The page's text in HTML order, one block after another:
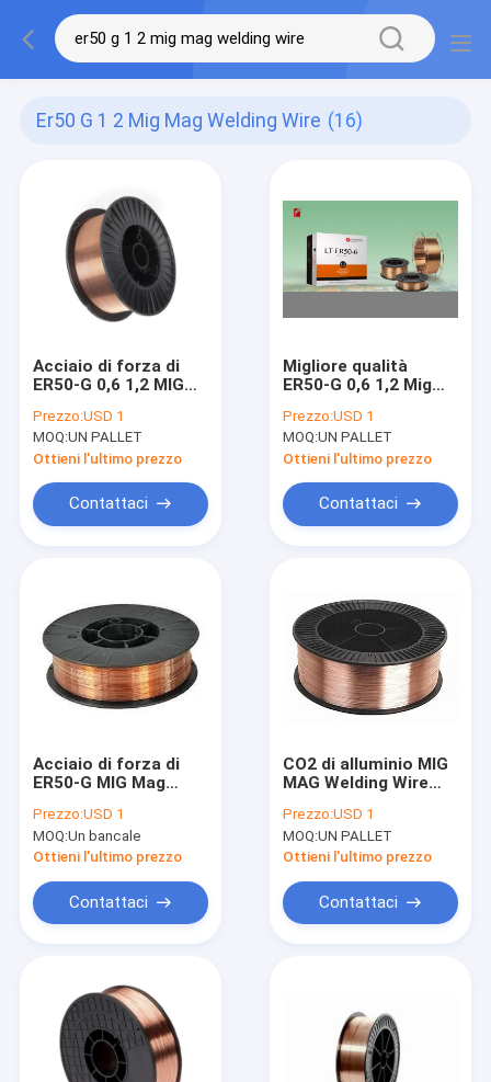
Er50 G 1 2 Mig Mag Welding Wire (16)
Acciaio di forza di
ER50-G 0,6 1,2 MIG
High 10 libbre 4.54kg
Prezzo:USD 1
MOQ:UN PALLET
Ottieni l'ultimo prezzo
Contattaci
Migliore qualità
ER50-G 0,6 1,2 Mig
saldatura per acciaio
ad alta resistenza 10
libbre 4,54 kg
Prezzo:USD 1
MOQ:UN PALLET
Ottieni l'ultimo prezzo
Contattaci
Acciaio di forza di
ER50-G MIG Mag
High quali i veicoli ed
i ponti
Prezzo:USD 1
MOQ:Un bancale
Ottieni l'ultimo prezzo
Contattaci
CO2 di alluminio MIG
MAG Welding Wire
ER4043 Gmaw
Prezzo:USD 1
MOQ:UN PALLET
Ottieni l'ultimo prezzo
Contattaci